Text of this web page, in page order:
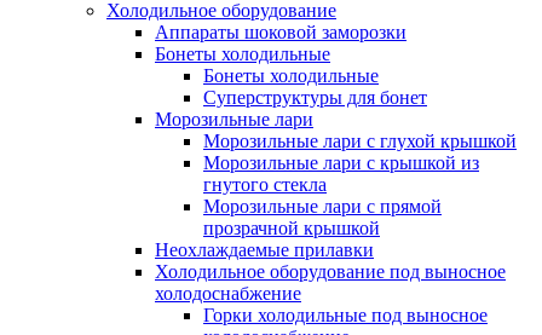
Холодильное оборудование
Аппараты шоковой заморозки
Бонеты холодильные
Бонеты холодильные
Суперструктуры для бонет
Морозильные лари
Морозильные лари с глухой крышкой
Морозильные лари с крышкой из
гнутого стекла
Морозильные лари с прямой
прозрачной крышкой
Неохлаждаемые прилавки
Холодильное оборудование под выносное
холодоснабжение
Горки холодильные под выносное